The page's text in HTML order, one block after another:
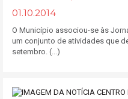
01.10.2014
O Município associou-se às
um conjunto de atividades que
setembro. (...)